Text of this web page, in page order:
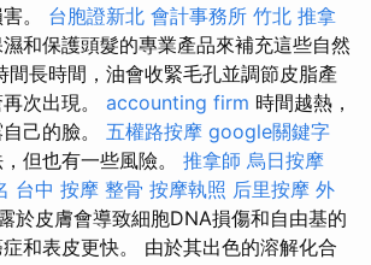
。 台胞證新北 會計事務所 竹北 推拿
和保護頭髮的專業產品來補充這些自然
間長時間，油會收緊毛孔並調節皮脂產
次出現。 accounting firm 時間越熱，
己的臉。 五權路按摩 google關鍵字
但也有一些風險。 推拿師 烏日按摩
台中 按摩 整骨 按摩執照 后里按摩 外
於皮膚會導致細胞DNA損傷和自由基的
和表皮更快。 由於其出色的溶解化合